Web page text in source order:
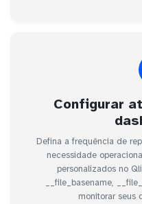
Configurar
Defina a frequência de
necessidade
personalizados no
__file_basename,
monitorar seus